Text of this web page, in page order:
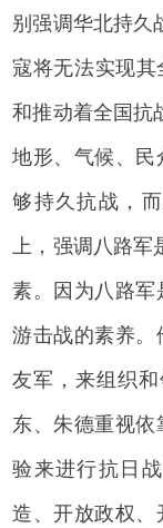
别强调华北持久
寇将无法实现其
和推动着全国抗
地形、气候、民
够持久抗战，
上，强调八路军
素。因为八路军
游击战的素养。
友军，来组织
东、朱德重视
验来进行抗日
造、开放政权、